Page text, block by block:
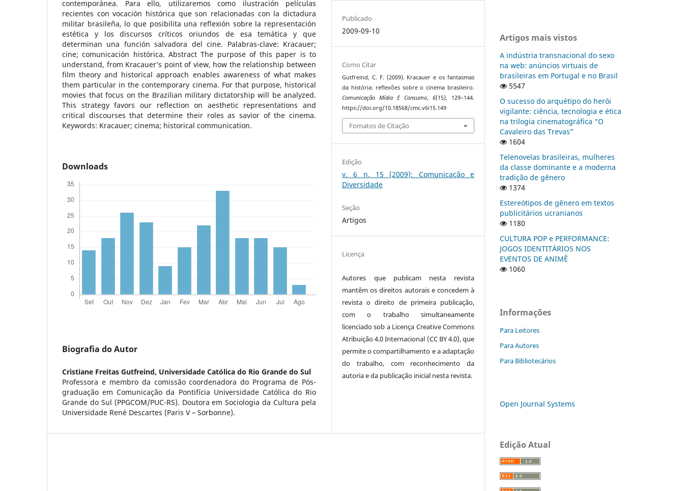
contemporánea. Para ello, utilizaremos como ilustración películas
recientes con vocación histórica que son relacionadas con la dictadura
militar brasileña, lo que posibilita una reflexión sobre la representación
estética y los discursos críticos oriundos de esa temática y que
determinan una función salvadora del cine. Palabras-clave: Kracauer;
cine; comunicación histórica. Abstract The purpose of this paper is to
understand, from Kracauer’s point of view, how the relationship between
film theory and historical approach enables awareness of what makes
them particular in the contemporary cinema. For that purpose, historical
movies that focus on the Brazilian military dictatorship will be analyzed.
This strategy favors our reflection on aesthetic representations and
critical discourses that determine their roles as savior of the cinema.
Keywords: Kracauer; cinema; historical communication.
Downloads
Biografia do Autor
Cristiane Freitas Gutfreind, Universidade Católica do Rio Grande do Sul
Professora e membro da comissão coordenadora do Programa de Pós-
graduação em Comunicação da Pontifícia Universidade Católica do Rio
Grande do Sul (PPGCOM/PUC-RS). Doutora em Sociologia da Cultura pela
Universidade René Descartes (Paris V – Sorbonne).
Publicado
2009-09-10
Como Citar
Gutfreind, C. F. (2009). Kracauer e os fantasmas
da história: reflexões sobre o cinema brasileiro.
Comunicação Mídia E Consumo, 6(15), 129–144.
https://doi.org/10.18568/cmc.v6i15.149
Fomatos de Citação
Edição
v. 6 n. 15 (2009): Comunicação e
Diversidade
Seção
Artigos
Licença
Autores que publicam nesta revista
mantêm os direitos autorais e concedem à
revista o direito de primeira publicação,
com o trabalho simultaneamente
licenciado sob a Licença Creative Commons
Atribuição 4.0 Internacional (CC BY 4.0), que
permite o compartilhamento e a adaptação
do trabalho, com reconhecimento da
autoria e da publicação inicial nesta revista.
Artigos mais vistos
A indústria transnacional do sexo
na web: anúncios virtuais de
brasileiras em Portugal e no Brasil
5547
O sucesso do arquétipo do herói
vigilante: ciência, tecnologia e ética
na trilogia cinematográfica “O
Cavaleiro das Trevas”
1604
Telenovelas brasileiras, mulheres
da classe dominante e a moderna
tradição de gênero
1374
Estereótipos de gênero em textos
publicitários ucranianos
1180
CULTURA POP e PERFORMANCE:
JOGOS IDENTITÁRIOS NOS
EVENTOS DE ANIMÊ
1060
Informações
Para Leitores
Para Autores
Para Bibliotecários
Open Journal Systems
Edição Atual